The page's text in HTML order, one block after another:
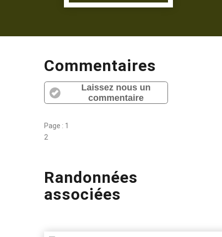
Commentaires
Laissez nous un
commentaire
Page : 1
2
Randonnées
associées